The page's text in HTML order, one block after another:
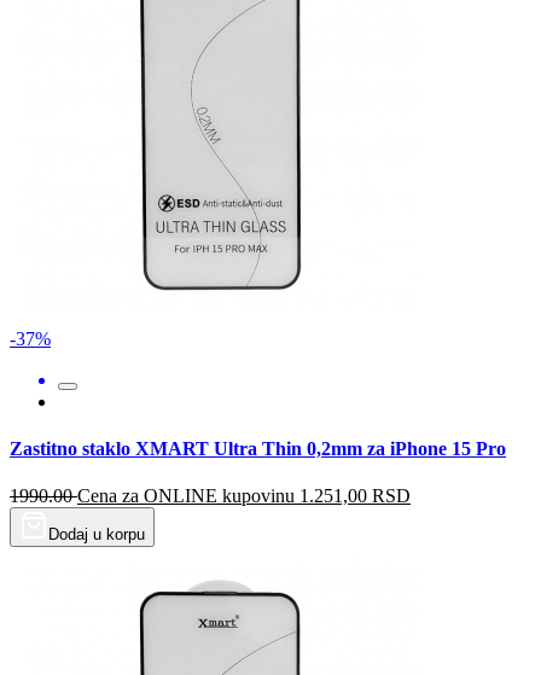
-37%
Zastitno staklo XMART Ultra Thin 0,2mm za iPhone 15 Pro
1990.00 Cena za ONLINE kupovinu 1.251,00 RSD
Dodaj u korpu